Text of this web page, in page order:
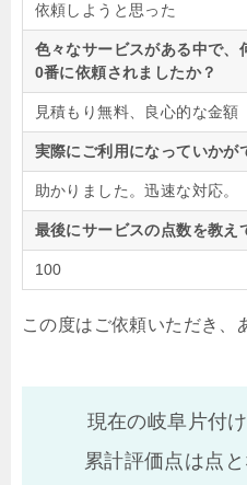
依頼しようと思った
色々なサービスがある中で
0番に依頼されましたか？
見積もり無料、良心的な金額
実際にご利用になっていかが
助かりました。迅速な対応。
最後にサービスの点数を教え
100
この度はご依頼いただき、
現在の岐阜片付
累計評価点は点